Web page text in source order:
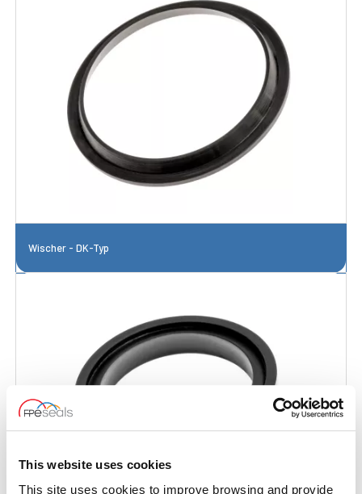
This website uses cookies
This site uses cookies to improve browsing and provide
Wischer - DK-Typ